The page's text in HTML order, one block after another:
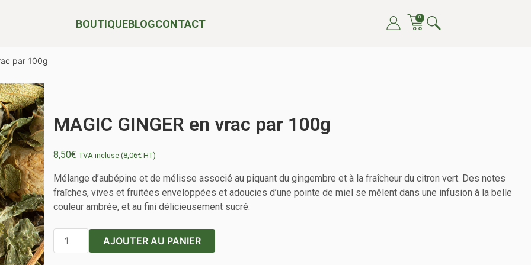
LE PLAISIR DE TOUTES ET TOUS
BOUTIQUEBLOGCONTACT
0
par 100g
MAGIC GINGER en vrac par 100g
8,50€ TVA incluse (8,06€HT)
Mélange d’aubépine et de mélisse associé au piquant du gingembre et à la fraîcheur du citron vert. Des notes
fraîches, vives et fruitées enveloppées et adoucies d’une pointe de miel se mêlent dans une infusion à la belle
couleur ambrée, et au fini délicieusement sucré.
quantité
de
AJOUTER AU PANIER